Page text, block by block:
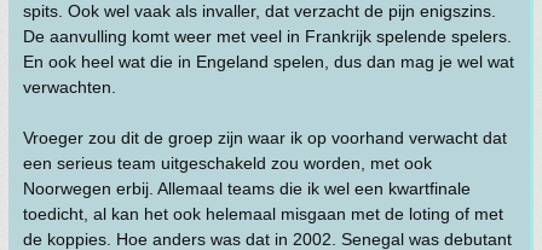
spits. Ook wel vaak als invaller, dat verzacht de pijn enigszins.
De aanvulling komt weer met veel in Frankrijk spelende spelers.
En ook heel wat die in Engeland spelen, dus dan mag je wel wat
verwachten.
Vroeger zou dit de groep zijn waar ik op voorhand verwacht dat
een serieus team uitgeschakeld zou worden, met ook
Noorwegen erbij. Allemaal teams die ik wel een kwartfinale
toedicht, al kan het ook helemaal misgaan met de loting of met
de koppies. Hoe anders was dat in 2002. Senegal was debutant